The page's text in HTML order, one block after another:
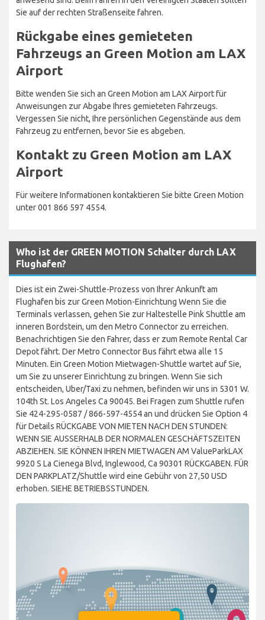
Sie auf der rechten Straßenseite fahren.
Rückgabe eines gemieteten
Fahrzeugs an Green Motion am LAX
Airport
Bitte wenden Sie sich an Green Motion am LAX Airport für
Anweisungen zur Abgabe Ihres gemieteten Fahrzeugs.
Vergessen Sie nicht, Ihre persönlichen Gegenstände aus dem
Fahrzeug zu entfernen, bevor Sie es abgeben.
Kontakt zu Green Motion am LAX
Airport
Für weitere Informationen kontaktieren Sie bitte Green Motion
unter 001 866 597 4554.
Who ist der GREEN MOTION Schalter durch LAX
Flughafen?
Dies ist ein Zwei-Shuttle-Prozess von Ihrer Ankunft am
Flughafen bis zur Green Motion-Einrichtung Wenn Sie die
Terminals verlassen, gehen Sie zur Haltestelle Pink Shuttle am
inneren Bordstein, um den Metro Connector zu erreichen.
Benachrichtigen Sie den Fahrer, dass er zum Remote Rental Car
Depot fährt. Der Metro Connector Bus fährt etwa alle 15
Minuten. Ein Green Motion Mietwagen-Shuttle wartet auf Sie,
um Sie zu unserer Einrichtung zu bringen. Wenn Sie sich
entscheiden, Uber/Taxi zu nehmen, befinden wir uns in 5301 W.
104th St. Los Angeles Ca 90045. Bei Fragen zum Shuttle rufen
Sie 424-295-0587 / 866-597-4554 an und drücken Sie Option 4
für Details RÜCKGABE VON MIETEN NACH DEN STUNDEN:
WENN SIE AUSSERHALB DER NORMALEN GESCHÄFTSZEITEN
ABZIEHEN. SIE KÖNNEN IHREN MIETWAGEN AM ValueParkLAX
9920 S La Cienega Blvd, Inglewood, Ca 90301 RÜCKGABEN. FÜR
DEN PARKPLATZ/Shuttle wird eine Gebühr von 27,50 USD
erhoben. SIEHE BETRIEBSSTUNDEN.